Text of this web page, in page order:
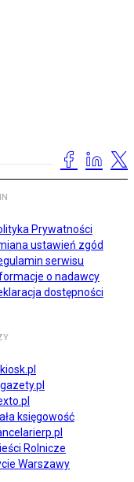
Prywatności
ustawień zgód
serwisu
o nadawcy
dostępności
księgowość
Rolnicze
Warszawy